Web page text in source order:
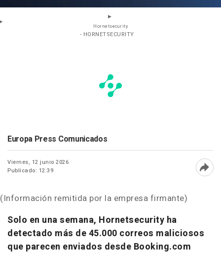
Hornetsecurity
- HORNETSECURITY
Europa Press Comunicados
Viernes, 12 junio 2026
Publicado: 12:39
(Información remitida por la empresa firmante)
Solo en una semana, Hornetsecurity ha
detectado más de 45.000 correos maliciosos
que parecen enviados desde Booking.com